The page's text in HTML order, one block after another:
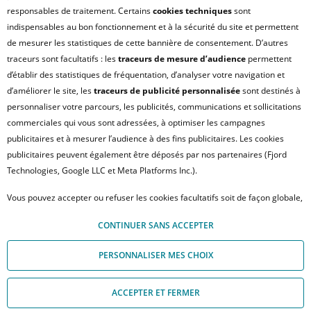
PLAN DU SITE
QUI SOMMES NOUS ?
MODULE DE GESTION DES COOKIES
HONORAIRES TRANSACTION
HONORAIRES GESTION LOCATIVE
GESTION DE VOS DONNÉES PERSONNELLES
ACCESSIBILITÉ : NON CONFORME
© Crédit Agricole Immobilier – 12 place des États-Unis – 92545 Montrouge
Cedex
responsables de traitement. Certainscookies techniquessont
indispensables au bon fonctionnement et à la sécurité du site et permettent
de mesurer les statistiques de cette bannière de consentement. D’autres
traceurs sont facultatifs : lestraceurs de mesure d’audience permettent
d’établir des statistiques de fréquentation, d’analyser votre navigation et
d’améliorer le site, lestraceurs de publicité personnaliséesont destinés à
personnaliser votre parcours, les publicités, communications et sollicitations
commerciales qui vous sont adressées, à optimiser les campagnes
publicitaires et à mesurer l’audience à des fins publicitaires. Les cookies
publicitaires peuvent également être déposés par nos partenaires (Fjord
Technologies, Google LLC et Meta Platforms Inc.).
Vous pouvez accepter ou refuser les cookies facultatifs soit de façon globale,
pas poursuivre votre navigation sur notre site. Votre choix peut être modifié
à tout moment, en cliquant sur le lien « Module de Gestion des cookies", en
Pour en savoir plus sur les responsables de traitement et les finalités, cliquez
sur "Personnaliser mes choix".
CONTINUER SANS ACCEPTER
PERSONNALISER MES CHOIX
ACCEPTER ET FERMER